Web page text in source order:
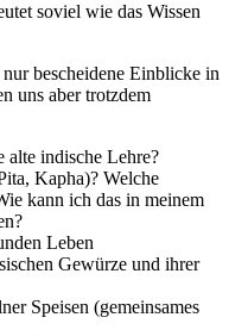
soviel wie das Wissen
bescheidene Einblicke in
uns aber trotzdem
alte indische Lehre?
Kapha)? Welche
kann ich das in meinem
Leben
Gewürze und ihrer
Speisen (gemeinsames